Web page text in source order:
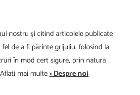
nostru şi citind articolele publicate
de a fi părinte grijuliu, folosind la
în mod cert sigure, prin natura
mai multe> Despre noi